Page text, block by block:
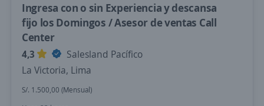
Ingresa con o sin Experiencia y descansa
fijo los Domingos / Asesor de ventas Call
Center
4,3
Salesland Pacífico
La Victoria, Lima
S/. 1.500,00 (Mensual)